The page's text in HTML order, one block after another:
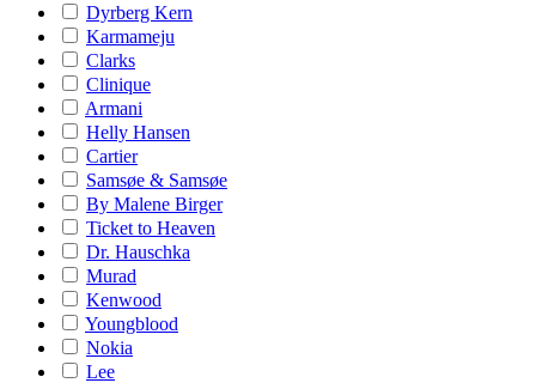
Dyrberg Kern
Karmameju
Clarks
Clinique
Armani
Helly Hansen
Cartier
Samsøe & Samsøe
By Malene Birger
Ticket to Heaven
Dr. Hauschka
Murad
Kenwood
Youngblood
Nokia
Lee